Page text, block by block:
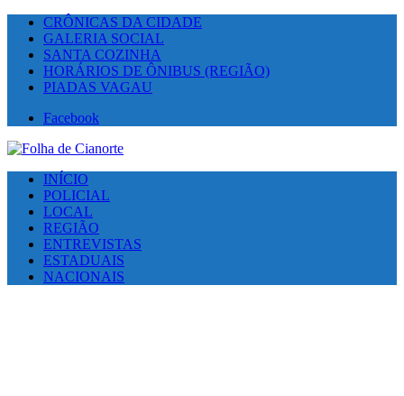
CRÔNICAS DA CIDADE
GALERIA SOCIAL
SANTA COZINHA
HORÁRIOS DE ÔNIBUS (REGIÃO)
PIADAS VAGAU
Facebook
INÍCIO
POLICIAL
LOCAL
REGIÃO
ENTREVISTAS
ESTADUAIS
NACIONAIS